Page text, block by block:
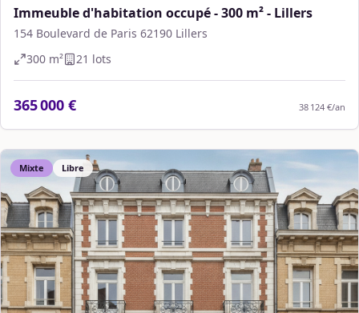
Immeuble d'habitation occupé - 300 m² - Lillers
154 Boulevard de Paris 62190 Lillers
300 m² 21 lots
365 000 € 38 124 €/an
Mixte Libre